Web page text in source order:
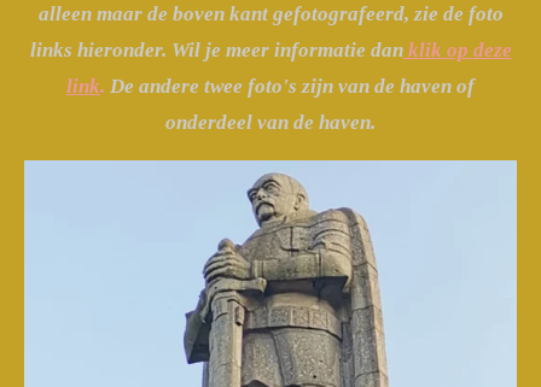
alleen maar de boven kant gefotografeerd, zie de foto
links hieronder. Wil je meer informatie danklik op deze
link. De andere twee foto's zijn van de haven of
onderdeel van de haven.